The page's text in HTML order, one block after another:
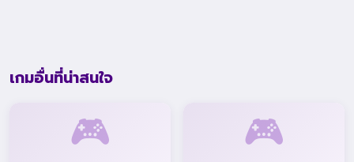
เกมอื่นที่น่าสนใจ
🎮 🎮